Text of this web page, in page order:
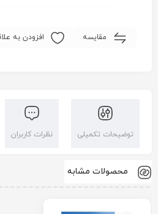
مقایسه افزودن به
توضیحات تکمیلی نظرات کاربران
محصولات مشابه